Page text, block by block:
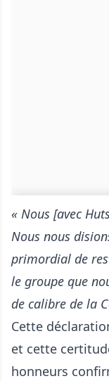
« Nous [avec
Nous nous
primordial de
le groupe que
de calibre de la
Cette
et cette
honneurs